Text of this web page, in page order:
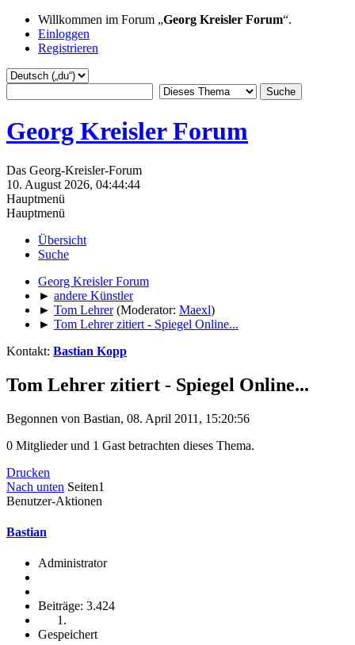
Willkommen im Forum „Georg Kreisler Forum“.
Einloggen
Registrieren
Georg Kreisler Forum
Das Georg-Kreisler-Forum
10. August 2026, 04:44:44
Hauptmenü
Hauptmenü
Übersicht
Suche
Georg Kreisler Forum
► andere Künstler
► Tom Lehrer (Moderator: Maexl)
► Tom Lehrer zitiert - Spiegel Online...
Kontakt: Bastian Kopp
Tom Lehrer zitiert - Spiegel Online...
Begonnen von Bastian, 08. April 2011, 15:20:56
0 Mitglieder und 1 Gast betrachten dieses Thema.
Drucken
Nach unten Seiten1
Benutzer-Aktionen
Bastian
Administrator
Beiträge: 3.424
Gespeichert